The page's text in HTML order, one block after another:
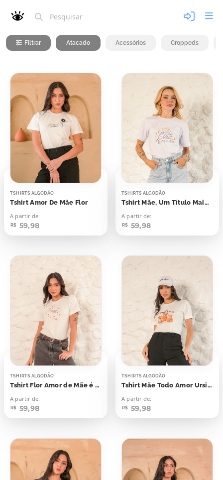
Filtrar Atacado Acessórios Croppeds
TSHIRTS ALGODÃO
Tshirt Amor De Mãe Flor
A partir de:
R$ 59,98
TSHIRTS ALGODÃO
Tshirt Mãe, Um Título Maior Que Rainha
A partir de:
R$ 59,98
TSHIRTS ALGODÃO
Tshirt Flor Amor de Mãe é Eterno
A partir de:
R$ 59,98
TSHIRTS ALGODÃO
Tshirt Mãe Todo Amor Ursinhos
A partir de:
R$ 59,98